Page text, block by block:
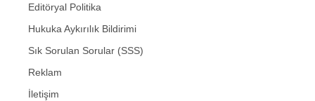
Editöryal Politika
Hukuka Aykırılık Bildirimi
Sık Sorulan Sorular (SSS)
Reklam
İletişim